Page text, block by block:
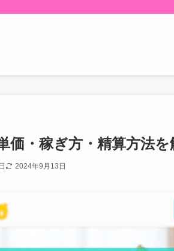
価・稼ぎ方・精算方法を
2024年9月13日